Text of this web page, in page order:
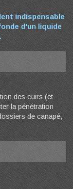
indispensable
d'un liquide
des cuirs (et
la pénétration
de canapé,